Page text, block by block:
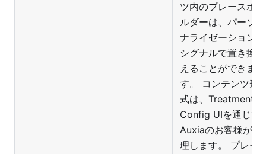
ツ内のプレースホ
ルダーは、パーソ
ナライゼーション
シグナルで置き換
えることができま
す。 コンテンツ形
式は、Treatment
Config UIを通じて
Auxiaのお客様が管
理します。 プレー